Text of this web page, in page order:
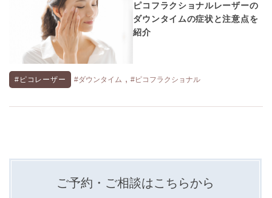
ピコフラクショナルレーザーの
ダウンタイムの症状と注意点を
紹介
#ピコレーザー #ダウンタイム , #ピコフラクショナル
ご予約・ご相談はこちらから